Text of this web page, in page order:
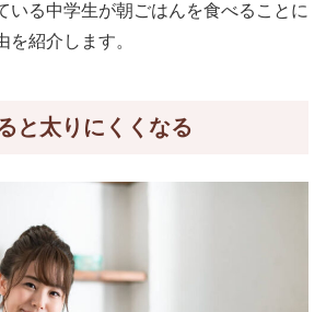
いる中学生が朝ごはんを食べることに
を紹介します。
と太りにくくなる